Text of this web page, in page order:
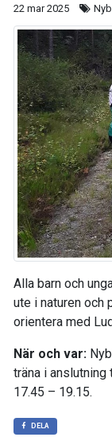
22 mar 2025
Alla barn och
ute i naturen och
orientera med
När och var:
träna i
17.45 – 19.15.
DELA